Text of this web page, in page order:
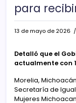
para
13 de mayo de 2026
Detalló que el
actualmente con
Morelia,
Secretaría de
Mujeres